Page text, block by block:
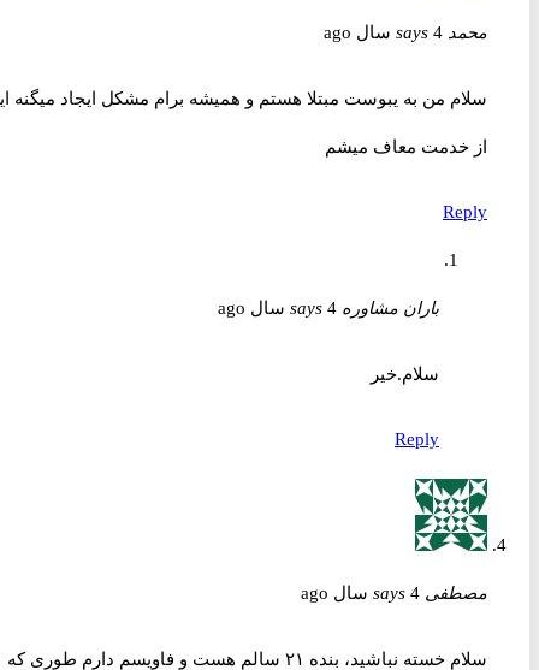
محمد says 4 سال ago
سلام من به یبوست مبتلا هستم و همیشه برام مشکل ایجاد میگنه ایا
از خدمت معاف میشم
Reply
باران مشاوره says 4 سال ago
سلام.خیر
Reply
مصطفی says 4 سال ago
سلام خسته نباشید، بنده ۲۱ سالم هست و فاویسم دارم طوری که